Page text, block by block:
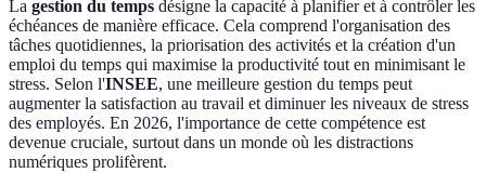
La gestion du temps désigne la capacité à planifier et à contrôler les
échéances de manière efficace. Cela comprend l'organisation des
tâches quotidiennes, la priorisation des activités et la création d'un
emploi du temps qui maximise la productivité tout en minimisant le
stress. Selon l'INSEE, une meilleure gestion du temps peut
augmenter la satisfaction au travail et diminuer les niveaux de stress
des employés. En 2026, l'importance de cette compétence est
devenue cruciale, surtout dans un monde où les distractions
numériques prolifèrent.